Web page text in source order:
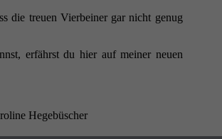
die treuen Vierbeiner gar nicht genug
erfährst du hier auf meiner neuen